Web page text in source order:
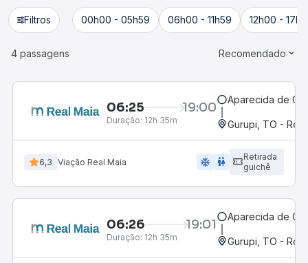
Filtros 00h00 - 05h59 06h00 - 11h59 12h00 -
4 passagens Recomendado
06:25 19:00
Duração: 12h 35m
Aparecida de
Gurupi, TO -
6,3 Viação Real Maia ac_unit wc
Retirada
guichê
06:26 19:01
Duração: 12h 35m
Aparecida de
Gurupi, TO -